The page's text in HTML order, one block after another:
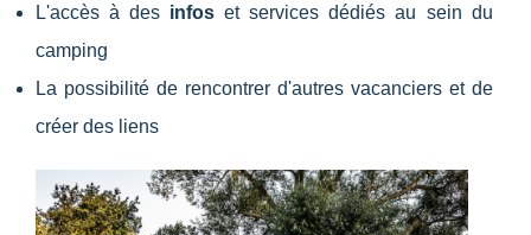
L'accès à des infos et services dédiés au sein du
camping
La possibilité de rencontrer d'autres vacanciers et de
créer des liens